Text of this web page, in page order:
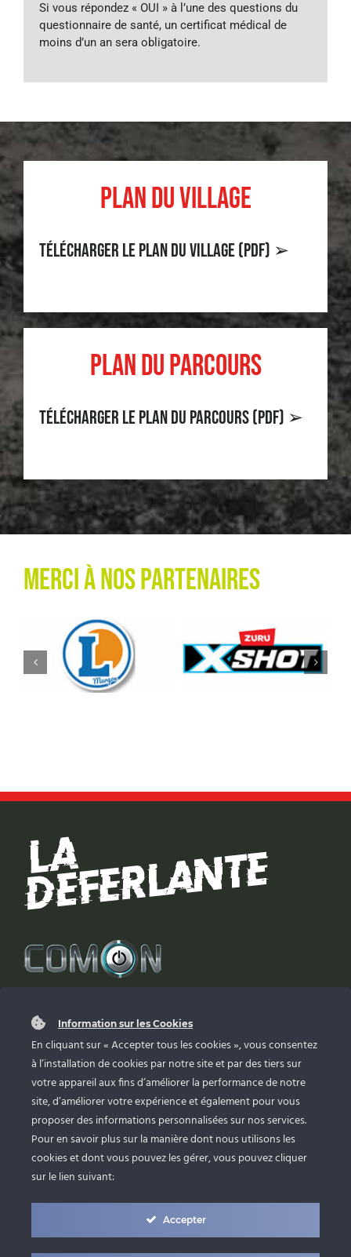
Si vous répondez « OUI » à l’une des questions du
questionnaire de santé, un certificat médical de
moins d’un an sera obligatoire.
Plan du Village
Télécharger le plan du village (PDF) ➢
Plan du parcours
Télécharger le plan du parcours (PDF) ➢
Merci à nos partenaires
PLAN DU SITE
Accueil
La Déferlante Percheronne – Course à obstacles
Contact
SUIVEZ-NOUS !
Information sur les Cookies
En cliquant sur « Accepter tous les cookies », vous consentez
à l’installation de cookies par notre site et par des tiers sur
votre appareil aux fins d’améliorer la performance de notre
site, d’améliorer votre expérience et également pour vous
proposer des informations personnalisées sur nos services.
Pour en savoir plus sur la manière dont nous utilisons les
cookies et dont vous pouvez les gérer, vous pouvez cliquer
sur le lien suivant:
Accepter